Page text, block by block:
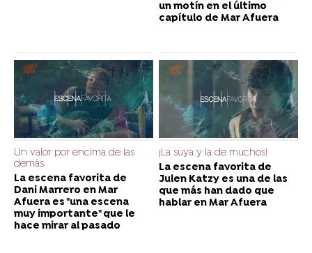
un motín en el último
capítulo de Mar Afuera
Un valor por encima de las
demás
La escena favorita de
Dani Marrero en Mar
Afuera es "una escena
muy importante" que le
hace mirar al pasado
¡La suya y la de muchos!
La escena favorita de
Julen Katzy es una de las
que más han dado que
hablar en Mar Afuera